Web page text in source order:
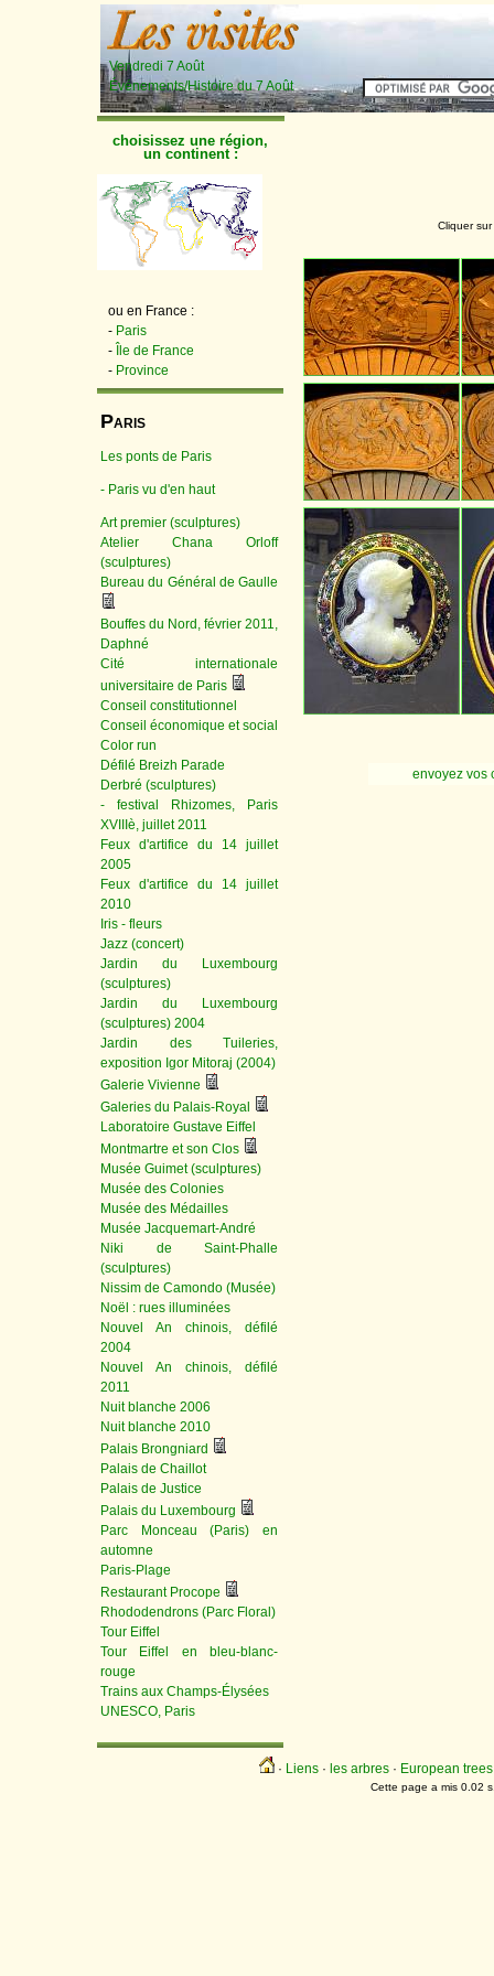
Vendredi 7 Août
Événements/Histoire du 7 Août
choisissez une région,
un continent :
ou en France :
- Paris
-
Île de France
- Province
PARIS
Les ponts de Paris
- Paris vu d'en haut
Art premier (sculptures)
Atelier Chana Orloff
(sculptures)
Bureau du Général de Gaulle
Bouffes du Nord, février 2011,
Daphné
Cité internationale
universitaire de Paris
Conseil constitutionnel
Conseil économique et social
Color run
Défilé Breizh Parade
Derbré (sculptures)
- festival Rhizomes, Paris
XVIIIè, juillet 2011
Feux d'artifice du 14 juillet
2005
Feux d'artifice du 14 juillet
2010
Iris - fleurs
Jazz (concert)
Jardin du Luxembourg
(sculptures)
Jardin du Luxembourg
(sculptures) 2004
Jardin des Tuileries,
exposition Igor Mitoraj (2004)
Galerie Vivienne
Galeries du Palais-Royal
Laboratoire Gustave Eiffel
Montmartre et son Clos
Musée Guimet (sculptures)
Musée des Colonies
Musée des Médailles
Musée Jacquemart-André
Niki de Saint-Phalle
(sculptures)
Nissim de Camondo (Musée)
Noël : rues illuminées
Nouvel An chinois, défilé
2004
Nouvel An chinois, défilé
2011
Nuit blanche 2006
Nuit blanche 2010
Palais Brongniard
Palais de Chaillot
Palais de Justice
Palais du Luxembourg
Parc Monceau (Paris) en
automne
Paris-Plage
Restaurant Procope
Rhododendrons (Parc Floral)
Tour Eiffel
Tour Eiffel en bleu-blanc-
rouge
Trains aux Champs-Élysées
UNESCO, Paris
Cliquer
envoyez vos
· Liens · les arbres · European trees
Cette page a mis 0.02